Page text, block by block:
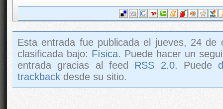
Esta entrada fue publicada el jueves, 24
clasificada bajo: Física. Puede hacer un
entrada gracias al feed RSS 2.0. Puede
trackback desde su sitio.